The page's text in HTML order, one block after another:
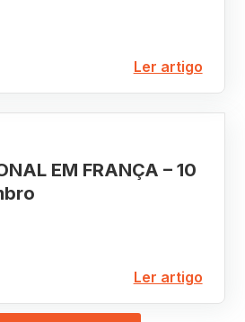
Ler artigo
EM FRANÇA – 10
Ler artigo